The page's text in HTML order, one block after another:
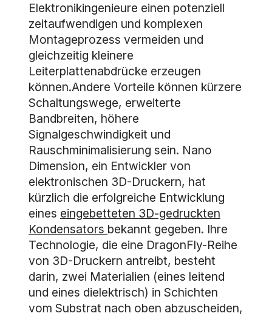
Elektronikingenieure einen potenziell
zeitaufwendigen und komplexen
Montageprozess vermeiden und
gleichzeitig kleinere
Leiterplattenabdrücke erzeugen
können.Andere Vorteile können kürzere
Schaltungswege, erweiterte
Bandbreiten, höhere
Signalgeschwindigkeit und
Rauschminimalisierung sein. Nano
Dimension, ein Entwickler von
elektronischen 3D-Druckern, hat
kürzlich die erfolgreiche Entwicklung
eines eingebetteten 3D-gedruckten
Kondensators bekannt gegeben. Ihre
Technologie, die eine DragonFly-Reihe
von 3D-Druckern antreibt, besteht
darin, zwei Materialien (eines leitend
und eines dielektrisch) in Schichten
vom Substrat nach oben abzuscheiden,